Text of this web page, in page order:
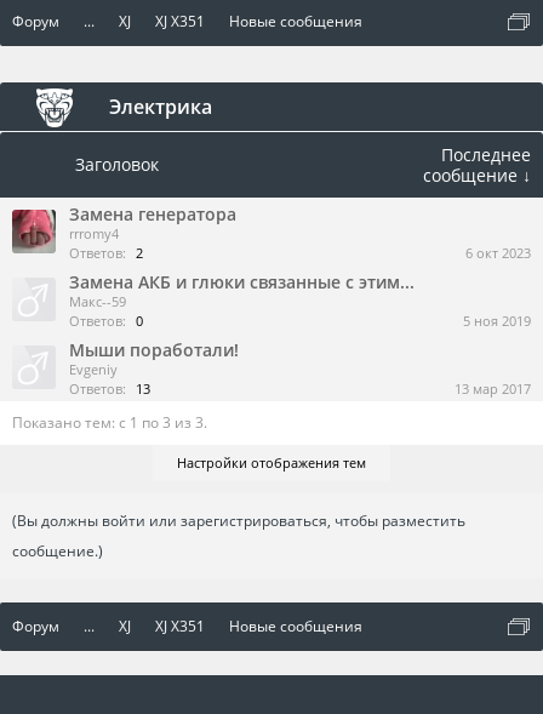
Форум ... XJ XJ X351 Новые сообщения
Электрика
Заголовок
Последнее
сообщение ↓
Замена генератора
rrromy4
Ответов: 2 6 окт 2023
Замена АКБ и глюки связанные с этим...
Макс--59
Ответов: 0 5 ноя 2019
Мыши поработали!
Evgeniy
Ответов:
13 13 мар 2017
Показано тем: с 1 по 3 из 3.
Настройки отображения тем
(Вы должны войти или зарегистрироваться, чтобы разместить
сообщение.)
Форум ... XJ XJ X351 Новые сообщения
оват